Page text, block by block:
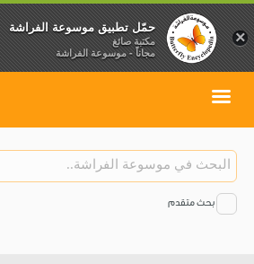
بحث متقدم
×
حمّل تطبيق موسوعة الفراشة
مكتبة صائغ
مجاناً - موسوعة الفراشة